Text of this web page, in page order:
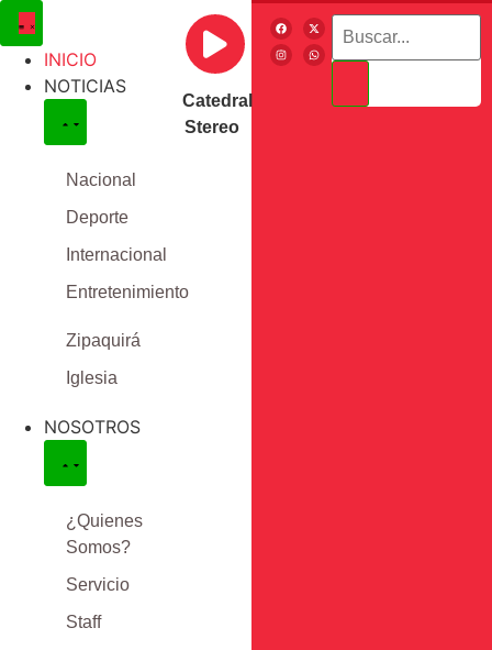
Catedral
Stereo
INICIO
NOTICIAS
Nacional
Deporte
Internacional
Entretenimiento
Zipaquirá
Iglesia
NOSOTROS
¿Quienes
Somos?
Servicio
Staff